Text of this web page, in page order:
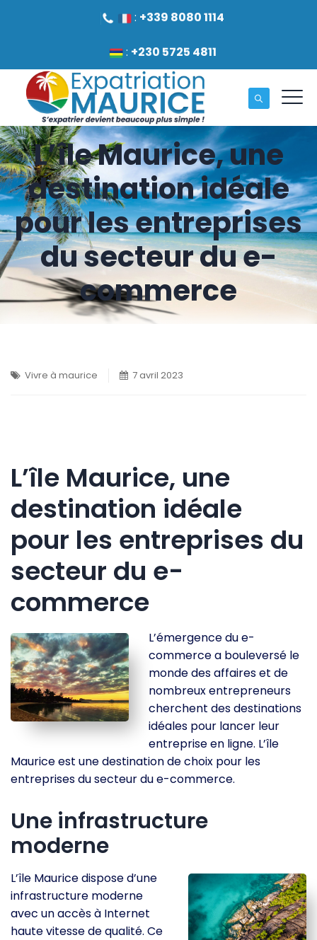
: +339 8080 1114
: +230 5725 4811
L’île Maurice, une
destination idéale
pour les entreprises
du secteur du e-
commerce
Vivre à maurice 7 avril 2023
L’île Maurice, une
destination idéale
pour les entreprises du
secteur du e-
commerce
L’émergence du e-
commerce a bouleversé le
monde des affaires et de
nombreux entrepreneurs
cherchent des destinations
idéales pour lancer leur
entreprise en ligne. L’île
Maurice est une destination de choix pour les
entreprises du secteur du e-commerce.
Une infrastructure
moderne
L’île Maurice dispose d’une
infrastructure moderne
avec un accès à Internet
haute vitesse de qualité. Ce